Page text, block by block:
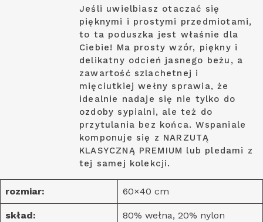
Jeśli uwielbiasz otaczać się
pięknymi i prostymi przedmiotami,
to ta poduszka jest właśnie dla
Ciebie! Ma prosty wzór, piękny i
delikatny odcień jasnego beżu, a
zawartość szlachetnej i
mięciutkiej wełny sprawia, że
idealnie nadaje się nie tylko do
ozdoby sypialni, ale też do
przytulania bez końca. Wspaniale
komponuje się z NARZUTĄ
KLASYCZNĄ PREMIUM lub pledami z
tej samej kolekcji.
rozmiar: 60×40 cm
skład: 80% wełna, 20% nylon